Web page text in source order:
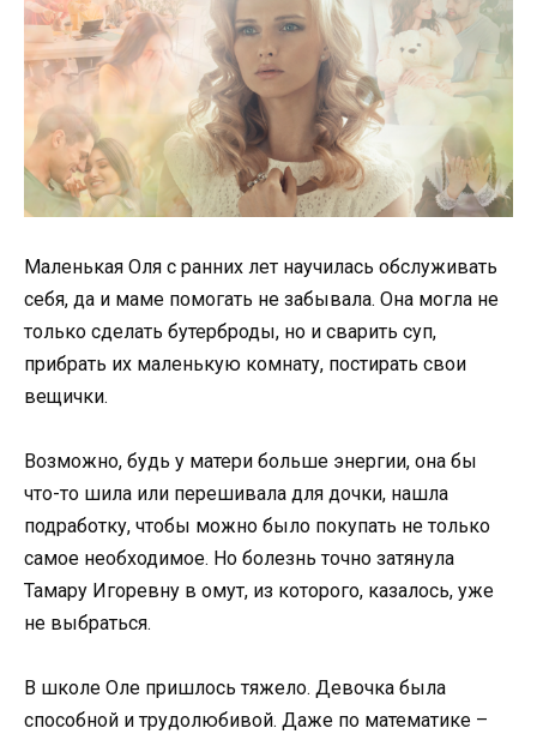
Маленькая Оля с ранних лет научилась обслуживать
себя, да и маме помогать не забывала. Она могла не
только сделать бутерброды, но и сварить суп,
прибрать их маленькую комнату, постирать свои
вещички.
Возможно, будь у матери больше энергии, она бы
что-то шила или перешивала для дочки, нашла
подработку, чтобы можно было покупать не только
самое необходимое. Но болезнь точно затянула
Тамару Игоревну в омут, из которого, казалось, уже
не выбраться.
В школе Оле пришлось тяжело. Девочка была
способной и трудолюбивой. Даже по математике –